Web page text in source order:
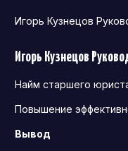
Игорь Кузнецов
Игорь Кузнецов
Найм старшего
Повышение
Вывод